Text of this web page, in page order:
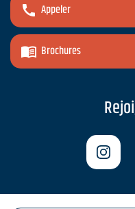
Appeler
Brochures